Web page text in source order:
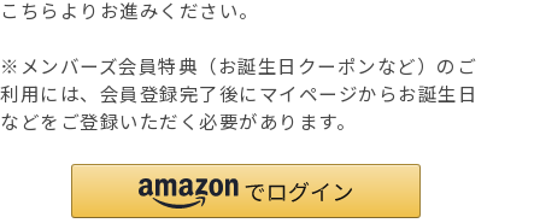
こちらよりお進みください。
※メンバーズ会員特典（お誕生日クーポンなど）のご
利用には、会員登録完了後にマイページからお誕生日
などをご登録いただく必要があります。